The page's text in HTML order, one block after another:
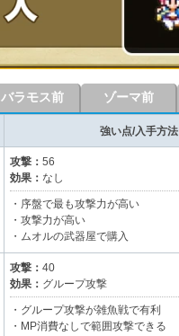
バラモス前 ゾーマ前
強い点/入手方法
攻撃： 56
効果： なし
・序盤で最も攻撃力が高い
・攻撃力が高い
・ムオルの武器屋で購入
攻撃： 40
効果： グループ攻撃
・グループ攻撃が雑魚戦で有利
・MP消費なしで範囲攻撃できる